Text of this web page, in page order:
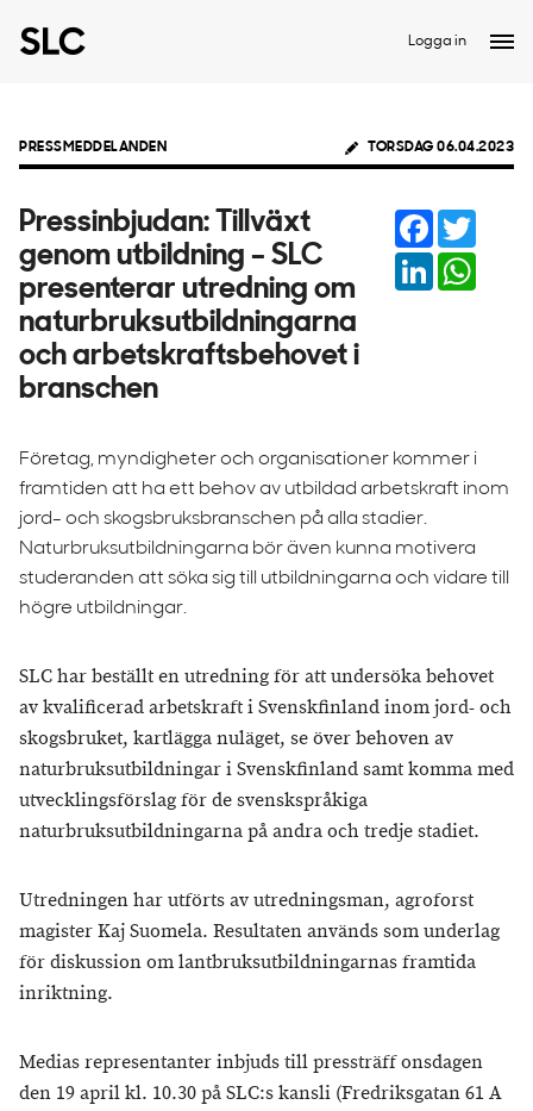
Logga in
PRESSMEDDELANDEN TORSDAG 06.04.2023
Pressinbjudan: Tillväxt
genom utbildning – SLC
presenterar utredning om
naturbruksutbildningarna
och arbetskraftsbehovet i
branschen
Facebook
LinkedIn
Företag, myndigheter och organisationer kommer i
framtiden att ha ett behov av utbildad arbetskraft inom
jord- och skogsbruksbranschen på alla stadier.
Naturbruksutbildningarna bör även kunna motivera
studeranden att söka sig till utbildningarna och vidare till
högre utbildningar.
SLC har beställt en utredning för att undersöka behovet
av kvalificerad arbetskraft i Svenskfinland inom jord- och
skogsbruket, kartlägga nuläget, se över behoven av
naturbruksutbildningar i Svenskfinland samt komma med
utvecklingsförslag för de svenskspråkiga
naturbruksutbildningarna på andra och tredje stadiet.
Utredningen har utförts av utredningsman, agroforst
magister Kaj Suomela. Resultaten används som underlag
för diskussion om lantbruksutbildningarnas framtida
inriktning.
Medias representanter inbjuds till pressträff onsdagen
den 19 april kl. 10.30 på SLC:s kansli (Fredriksgatan 61 A